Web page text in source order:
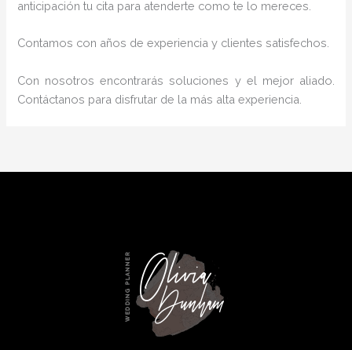
anticipación tu cita para atenderte como te lo mereces.
Contamos con años de experiencia y clientes satisfechos.
Con nosotros encontrarás soluciones y el mejor aliado.
Contáctanos para disfrutar de la más alta experiencia.